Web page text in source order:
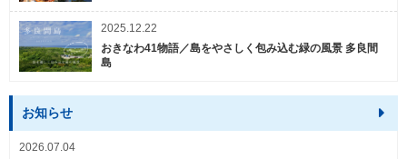
2025.12.22
おきなわ41物語／島をやさしく包み込む緑の風景 多良間
島
お知らせ
2026.07.04